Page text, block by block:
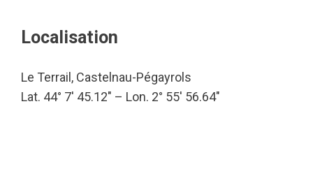
Localisation
Le Terrail, Castelnau-Pégayrols
Lat. 44° 7′ 45.12″ – Lon. 2° 55′ 56.64″